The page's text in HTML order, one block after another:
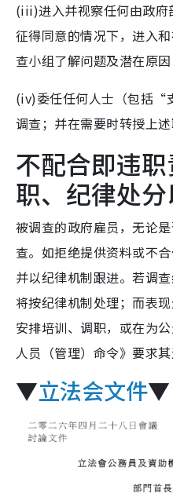
(iii)进入并视察任何由政府
征得同意的情况下，进入
查小组了解问题及潜在原因
(iv)委任任何人士（包括“
调查；并在需要时转授上
不配合即违
职、纪律处
被调查的政府雇员，无论
查。如拒绝提供资料或不
并以纪律机制跟进。若调
将按纪律机制处理；而表
安排培训、调职，或在为
人员（管理）命令》要求其
▼立法会文件▼